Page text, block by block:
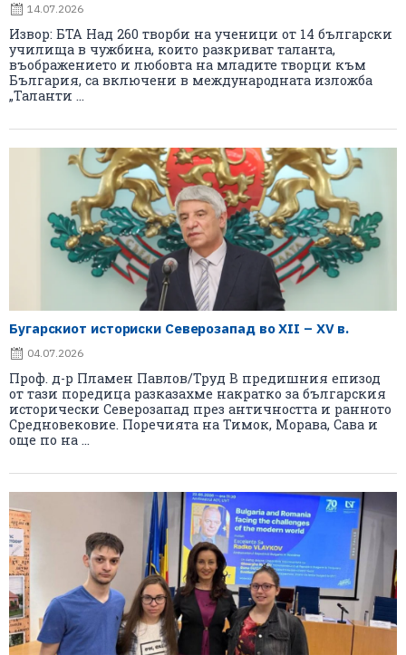
14.07.2026
Извор: БТА Над 260 творби на ученици от 14 български
училища в чужбина, които разкриват таланта,
въображението и любовта на младите творци към
България, са включени в международната изложба
„Таланти ...
Бугарскиот историски Северозапад во XII – XV в.
04.07.2026
Проф. д-р Пламен Павлов/Труд В предишния епизод
от тази поредица разказахме накратко за българския
исторически Северозапад през античността и ранното
Средновековие. Поречията на Тимок, Морава, Сава и
още по на ...